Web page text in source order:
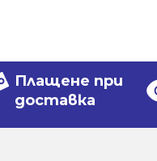
Плащене при
доставка